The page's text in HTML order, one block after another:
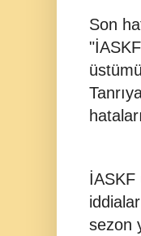
Son
İASKF
sezon